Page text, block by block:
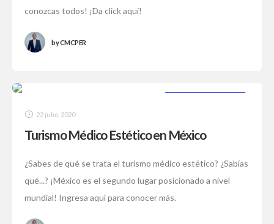
conozcas todos! ¡Da click aquí!
byCMCPER
22 julio, 2020
Turismo Médico Estético en México
¿Sabes de qué se trata el turismo médico estético? ¿Sabías
qué...? ¡México es el segundo lugar posicionado a nivel
mundial! Ingresa aquí para conocer más.